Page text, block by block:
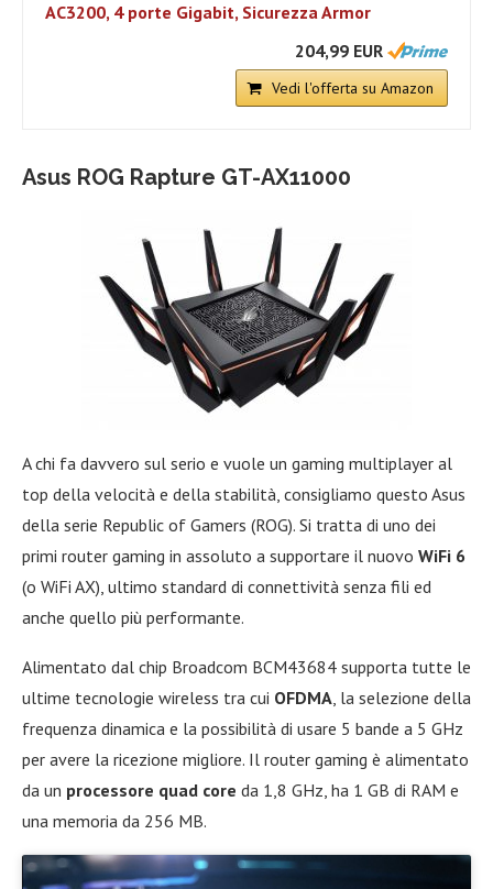
AC3200, 4 porte Gigabit, Sicurezza Armor
204,99 EUR
Vedi l'offerta su Amazon
Asus ROG Rapture GT-AX11000
A chi fa davvero sul serio e vuole un gaming multiplayer al
top della velocità e della stabilità, consigliamo questo Asus
della serie Republic of Gamers (ROG). Si tratta di uno dei
primi router gaming in assoluto a supportare il nuovo WiFi 6
(o WiFi AX), ultimo standard di connettività senza fili ed
anche quello più performante.
Alimentato dal chip Broadcom BCM43684 supporta tutte le
ultime tecnologie wireless tra cui OFDMA, la selezione della
frequenza dinamica e la possibilità di usare 5 bande a 5 GHz
per avere la ricezione migliore. Il router gaming è alimentato
da un processore quad core da 1,8 GHz, ha 1 GB di RAM e
una memoria da 256 MB.